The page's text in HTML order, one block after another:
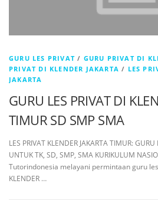
GURU LES PRIVAT / GURU PRIVAT DI
PRIVAT DI KLENDER JAKARTA / LES
JAKARTA
GURU LES PRIVAT DI
TIMUR SD SMP SMA
LES PRIVAT KLENDER JAKARTA TIMUR:
UNTUK TK, SD, SMP, SMA KURIKULUM
Tutorindonesia melayani permintaan guru
KLENDER …